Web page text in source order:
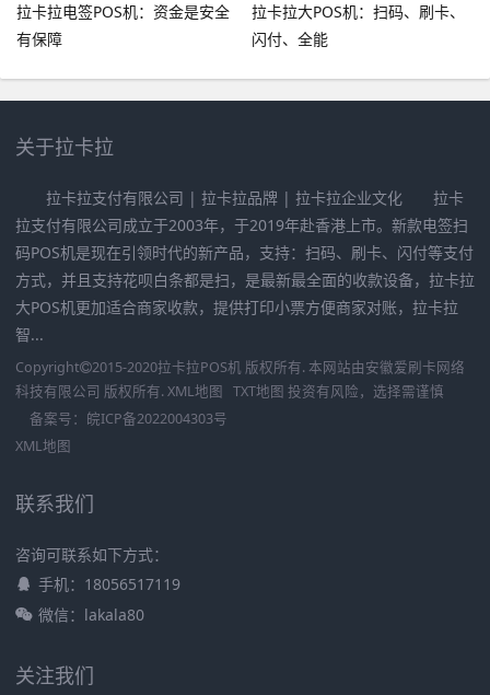
拉卡拉电签POS机：资金是安全
有保障
拉卡拉大POS机：扫码、刷卡、
闪付、全能
关于拉卡拉
拉卡拉支付有限公司 | 拉卡拉品牌 | 拉卡拉企业文化 拉卡
拉支付有限公司成立于2003年，于2019年赴香港上市。新款电签扫
码POS机是现在引领时代的新产品，支持：扫码、刷卡、闪付等支付
方式，并且支持花呗白条都是扫，是最新最全面的收款设备，拉卡拉
大POS机更加适合商家收款，提供打印小票方便商家对账，拉卡拉
智...
Copyright 2015-2020拉卡拉POS机 版权所有. 本网站由安徽爱刷卡网络
科技有限公司 版权所有. XML地图 TXT地图 投资有风险，选择需谨慎
备案号： 皖ICP备2022004303号
XML地图
联系我们
咨询可联系如下方式：
手机：18056517119
微信：lakala80
关注我们